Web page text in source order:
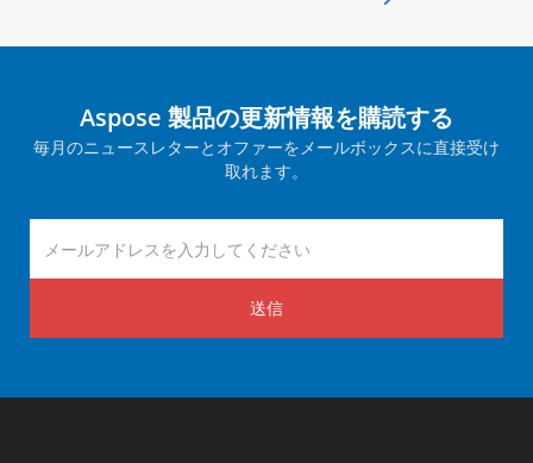
Aspose 製品の更新情報を購読する
毎月のニュースレターとオファーをメールボックスに直接受け
取れます。
送信